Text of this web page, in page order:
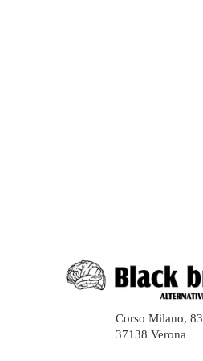
Corso Milano, 83
37138 Verona